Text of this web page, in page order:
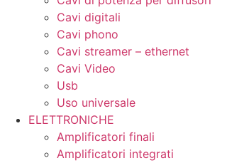
Cavi digitali
Cavi phono
Cavi streamer – ethernet
Cavi Video
Usb
Uso universale
ELETTRONICHE
Amplificatori finali
Amplificatori integrati